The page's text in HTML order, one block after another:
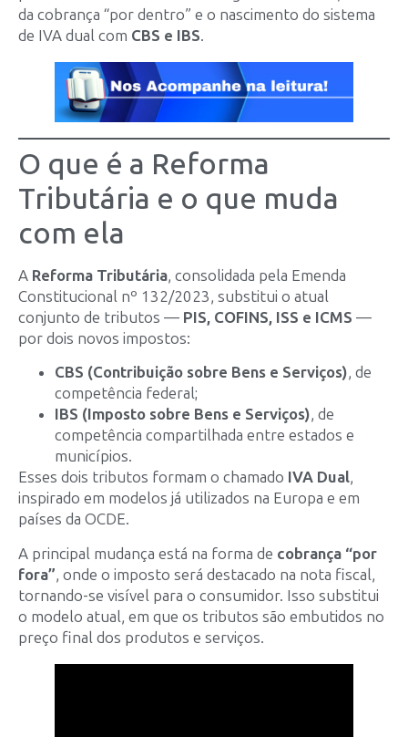
da cobrança “por dentro” e o nascimento do sistema
de IVA dual com CBS e IBS.
O que é a Reforma
Tributária e o que muda
com ela
A Reforma Tributária, consolidada pela Emenda
Constitucional nº 132/2023, substitui o atual
conjunto de tributos — PIS, COFINS, ISS e ICMS —
por dois novos impostos:
CBS (Contribuição sobre Bens e Serviços), de
competência federal;
IBS (Imposto sobre Bens e Serviços), de
competência compartilhada entre estados e
municípios.
Esses dois tributos formam o chamado IVA Dual,
inspirado em modelos já utilizados na Europa e em
países da OCDE.
A principal mudança está na forma de cobrança “por
fora”, onde o imposto será destacado na nota fiscal,
tornando-se visível para o consumidor. Isso substitui
o modelo atual, em que os tributos são embutidos no
preço final dos produtos e serviços.